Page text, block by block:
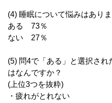
(4) 睡眠について悩みはあり
ある 73％
ない 27％
(5) 問4で「ある」と選択さ
はなんですか？
(上位3つを抜粋)
・疲れがとれ